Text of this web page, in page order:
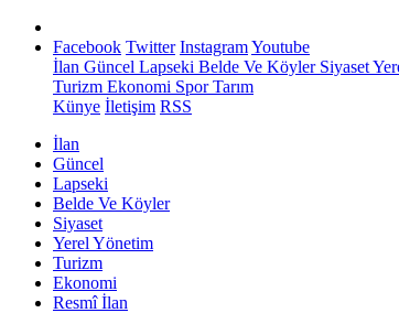
Facebook Twitter InstagramYoutube
İlan Güncel Lapseki Belde Ve KöylerSiyaset
Turizm Ekonomi SporTarım
Künye İletişim RSS
İlan
Güncel
Lapseki
Belde Ve Köyler
Siyaset
Yerel Yönetim
Turizm
Ekonomi
Resmî İlan